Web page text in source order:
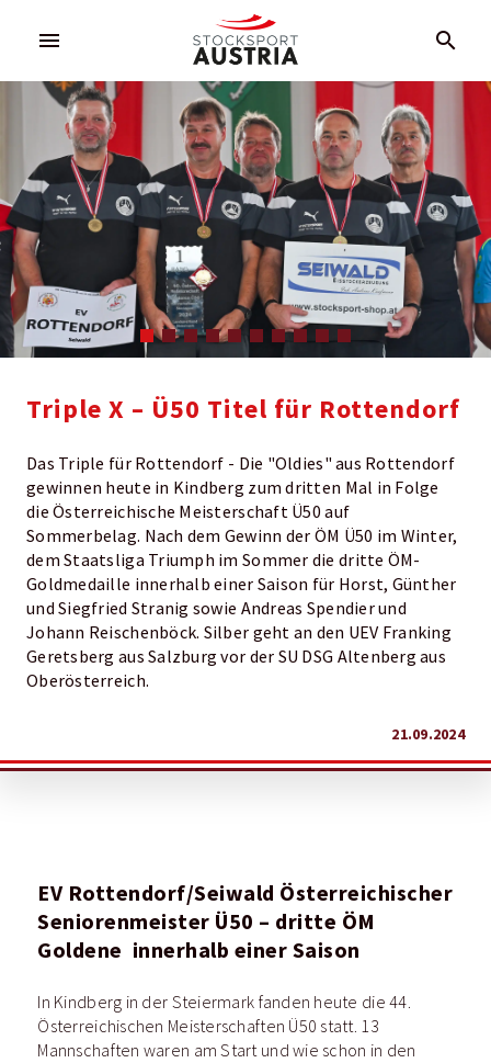
menu search
Triple X – Ü50 Titel für Rottendorf
Das Triple für Rottendorf - Die "Oldies" aus Rottendorf
gewinnen heute in Kindberg zum dritten Mal in Folge
die Österreichische Meisterschaft Ü50 auf
Sommerbelag. Nach dem Gewinn der ÖM Ü50 im Winter,
dem Staatsliga Triumph im Sommer die dritte ÖM-
Goldmedaille innerhalb einer Saison für Horst, Günther
und Siegfried Stranig sowie Andreas Spendier und
Johann Reischenböck. Silber geht an den UEV Franking
Geretsberg aus Salzburg vor der SU DSG Altenberg aus
Oberösterreich.
21.09.2024
EV Rottendorf/Seiwald Österreichischer
Seniorenmeister Ü50 – dritte ÖM
Goldene innerhalb einer Saison
In Kindberg in der Steiermark fanden heute die 44.
Österreichischen Meisterschaften Ü50 statt. 13
Mannschaften waren am Start und wie schon in den